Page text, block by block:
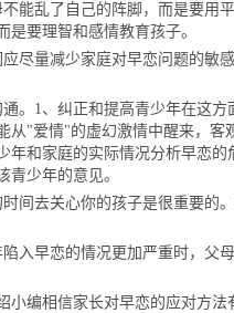
乱了自己的阵脚，而是要用平
是要理智和感情教育孩子。
量减少家庭对早恋问题的敏感
1、纠正和提高青少年在这方
从"爱情"的虚幻激情中醒来，
年和家庭的实际情况分析早恋
青少年的意见。
去关心你的孩子是很重要的。
早恋的情况更加严重时，父母
编相信家长对早恋的应对方法